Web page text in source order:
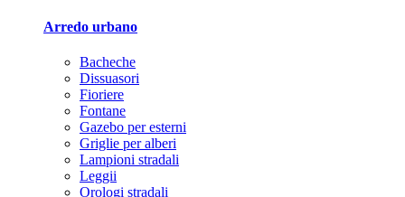
Arredo urbano
Bacheche
Dissuasori
Fioriere
Fontane
Gazebo per esterni
Griglie per alberi
Lampioni stradali
Leggii
Orologi stradali